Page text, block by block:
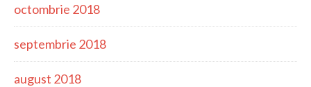
octombrie 2018
septembrie 2018
august 2018